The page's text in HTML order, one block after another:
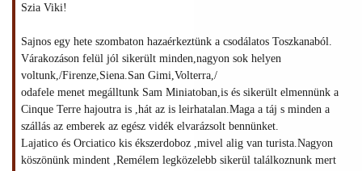
Szia Viki!
Sajnos egy hete szombaton hazaérkeztünk a csodálatos Toszkanaból.
Várakozáson felül jól sikerült minden,nagyon sok helyen
voltunk,/Firenze,Siena.San Gimi,Volterra,/
odafele menet megálltunk Sam Miniatoban,is és sikerült elmennünk a
Cinque Terre hajoutra is ,hát az is leirhatalan.Maga a táj s minden a
szállás az emberek az egész vidék elvarázsolt bennünket.
Lajatico és Orciatico kis ékszerdoboz ,mivel alig van turista.Nagyon
köszönünk mindent ,Remélem legközelebb sikerül találkoznunk mert